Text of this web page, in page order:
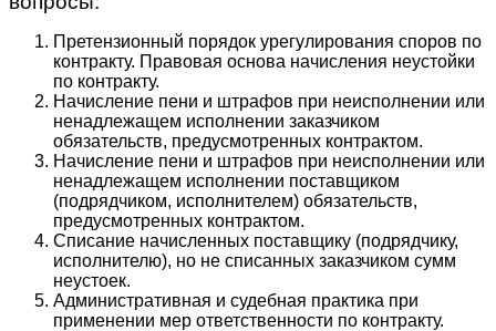
Претензионный порядок урегулирования споров по
контракту. Правовая основа начисления неустойки
по контракту.
Начисление пени и штрафов при неисполнении или
ненадлежащем исполнении заказчиком
обязательств, предусмотренных контрактом.
Начисление пени и штрафов при неисполнении или
ненадлежащем исполнении поставщиком
(подрядчиком, исполнителем) обязательств,
предусмотренных контрактом.
Списание начисленных поставщику (подрядчику,
исполнителю), но не списанных заказчиком сумм
неустоек.
Административная и судебная практика при
применении мер ответственности по контракту.